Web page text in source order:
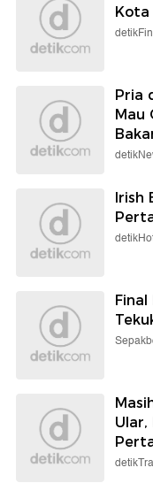
Kota
Pria
Mau
Irish
Final